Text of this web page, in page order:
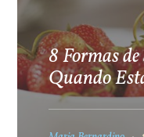
8 Formas
Quando